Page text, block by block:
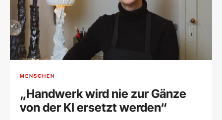
MENSCHEN
„Handwerk wird nie zur Gänze
von der KI ersetzt werden“